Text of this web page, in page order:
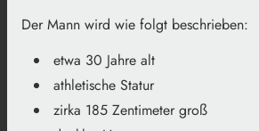
Der Mann wird wie folgt beschrieben:
etwa 30 Jahre alt
athletische Statur
zirka 185 Zentimeter groß